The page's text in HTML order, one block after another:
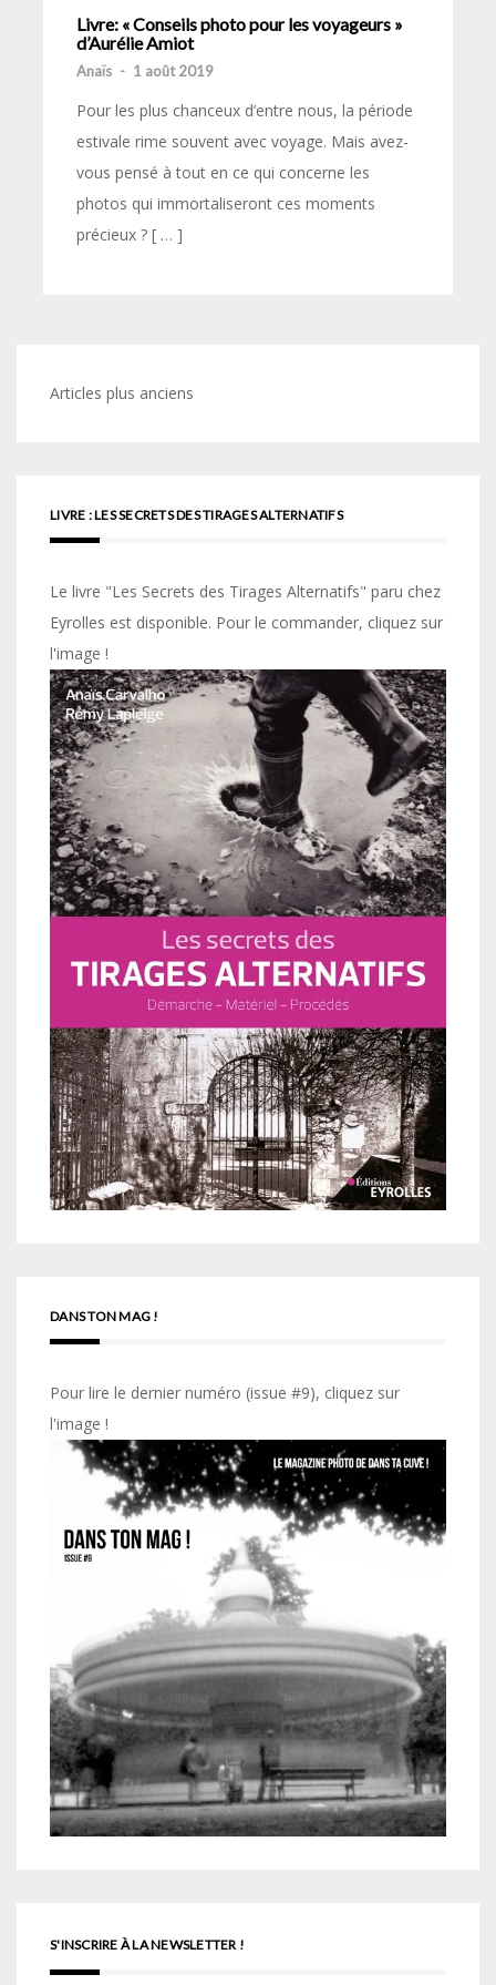
Livre: « Conseils photo pour les voyageurs »
d’Aurélie Amiot
Anaïs - 1 août 2019
Pour les plus chanceux d’entre nous, la période
estivale rime souvent avec voyage. Mais avez-
vous pensé à tout en ce qui concerne les
photos qui immortaliseront ces moments
précieux ? [ … ]
Navigation
Articles plus anciens
LIVRE : LES SECRETS DES TIRAGES ALTERNATIFS
Le livre "Les Secrets des Tirages Alternatifs" paru chez
Eyrolles est disponible. Pour le commander, cliquez sur
l'image !
DANS TON MAG !
Pour lire le dernier numéro (issue #9), cliquez sur
l'image !
S'INSCRIRE À LA NEWSLETTER !